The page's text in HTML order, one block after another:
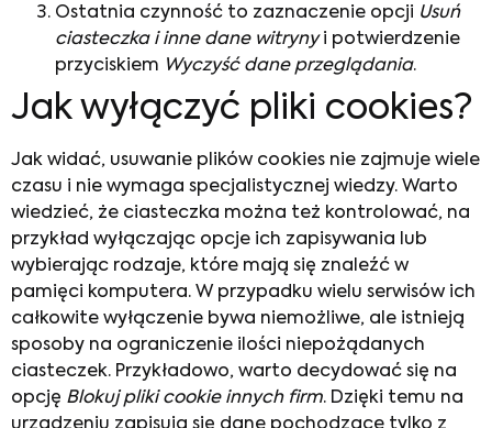
Ostatnia czynność to zaznaczenie opcji Usuń
ciasteczka i inne dane witrynyi potwierdzenie
przyciskiem Wyczyść dane przeglądania.
Jak wyłączyć pliki cookies?
Jak widać, usuwanie plików cookies nie zajmuje wiele
czasu i nie wymaga specjalistycznej wiedzy. Warto
wiedzieć, że ciasteczka można też kontrolować, na
przykład wyłączając opcje ich zapisywania lub
wybierając rodzaje, które mają się znaleźć w
pamięci komputera. W przypadku wielu serwisów ich
całkowite wyłączenie bywa niemożliwe, ale istnieją
sposoby na ograniczenie ilości niepożądanych
ciasteczek. Przykładowo, warto decydować się na
opcję Blokuj pliki cookie innych firm. Dzięki temu na
urządzeniu zapisują się dane pochodzące tylko z